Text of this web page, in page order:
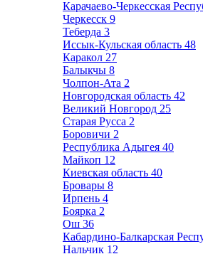
Карачаево-Черкесская
Черкесск 9
Теберда 3
Иссык-Кульская область 48
Каракол 27
Балыкчы 8
Чолпон-Ата 2
Новгородская область 42
Великий Новгород 25
Старая Русса 2
Боровичи 2
Республика Адыгея 40
Майкоп 12
Киевская область 40
Бровары 8
Ирпень 4
Боярка 2
Ош 36
Кабардино-Балкарская
Нальчик 12